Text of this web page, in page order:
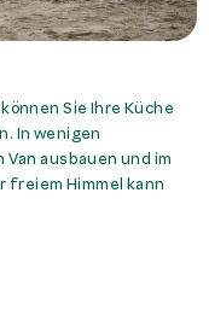
Sie Ihre Küche
In wenigen
ausbauen und im
Himmel kann